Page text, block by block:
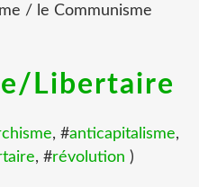
/ le Communisme
Libertaire
, #anticapitalisme,
, #révolution )